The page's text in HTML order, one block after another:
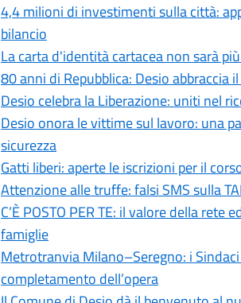
4,4 milioni di investimenti sulla città:
bilancio
La carta d'identità cartacea non sarà
80 anni di Repubblica: Desio abbraccia
Desio celebra la Liberazione: uniti nel
Desio onora le vittime sul lavoro: una
sicurezza
Gatti liberi: aperte le iscrizioni per il
Attenzione alle truffe: falsi SMS sulla
C’È POSTO PER TE: il valore della
famiglie
Metrotranvia Milano–Seregno: i
completamento dell’opera